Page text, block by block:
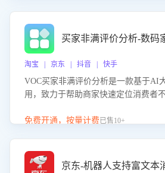
能力，阻断差评扩散，维护品牌声誉
续提升。
买家非满评价分析-数码
淘宝 | 京东 | 抖音 | 快手
VOC买家非满评价分析是一款基于AI
用，致力于帮助商家快速定位消费者
客服原因或其它部门原因，明确责任
改，有效提升客户满意度和店铺整体
免费开通，按量计费已售10+
京东-机器人支持富文本